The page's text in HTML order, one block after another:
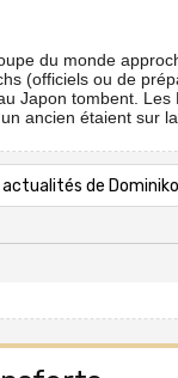
du monde
(officiels ou de
Japon tombent. Les
ancien étaient sur
de